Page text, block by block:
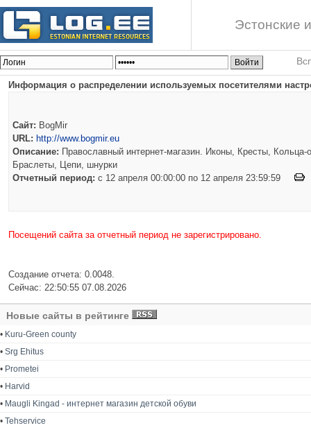
Эстонские
Информация о распределении используемых посетителями
Сайт: BogMir
URL: http://www.bogmir.eu
Описание: Православный интернет-магазин. Иконы, Кресты, Кольца-
Браслеты, Цепи, шнурки
Отчетный период: c 12 апреля 00:00:00 по 12 апреля 23:59:59
Посещений сайта за отчетный период не зарегистрировано.
Создание отчета: 0.0048.
Сейчас: 22:50:55 07.08.2026
Новые сайты в рейтинге
• Kuru-Green county
• Srg Ehitus
• Prometei
• Harvid
• Maugli Kingad - интернет магазин детской обуви
• Tehservice